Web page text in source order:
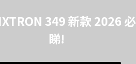
349 新款 2026 必
睇!